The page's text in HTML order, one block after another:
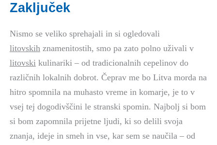
Zaključek
Nismo se veliko sprehajali in si ogledovali
litovskihznamenitostih, smo pa zato polno uživali v
litovskikulinariki – od tradicionalnih cepelinov do
različnih lokalnih dobrot. Čeprav me bo Litva morda na
hitro spomnila na muhasto vreme in komarje, je to v
vsej tej dogodivščini le stranski spomin. Najbolj si bom
si bom zapomnila prijetne ljudi, ki so delili svoja
znanja, ideje in smeh in vse, kar sem se naučila – od